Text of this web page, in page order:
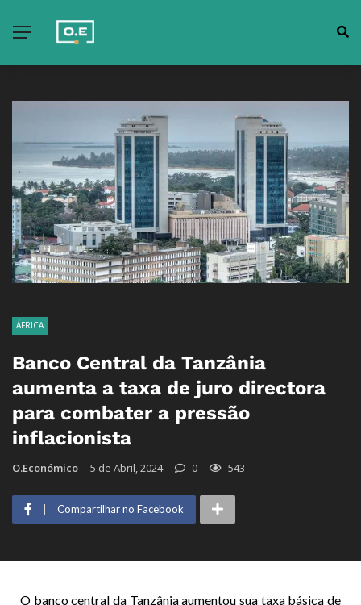
ÁFRICA
Banco Central da Tanzânia
aumenta a taxa de juro directora
para combater a pressão
inflacionista
O.Económico 5 de Abril, 2024 0 543
Compartilhar no Facebook
O banco central da Tanzânia aumentou sua taxa básica de